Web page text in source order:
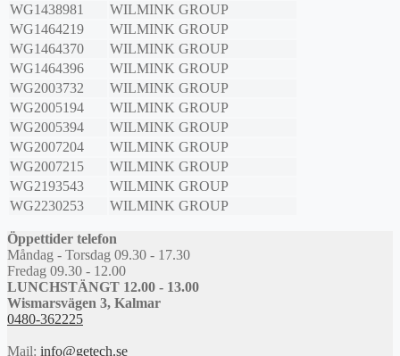
WG1438981
WILMINK GROUP
WG1464219
WILMINK GROUP
WG1464370
WILMINK GROUP
WG1464396
WILMINK GROUP
WG2003732
WILMINK GROUP
WG2005194
WILMINK GROUP
WG2005394
WILMINK GROUP
WG2007204
WILMINK GROUP
WG2007215
WILMINK GROUP
WG2193543
WILMINK GROUP
WG2230253
WILMINK GROUP
Öppettider telefon
Måndag - Torsdag 09.30 - 17.30
Fredag 09.30 - 12.00
LUNCHSTÄNGT 12.00 - 13.00
Wismarsvägen 3, Kalmar
0480-362225
Mail: info@getech.se